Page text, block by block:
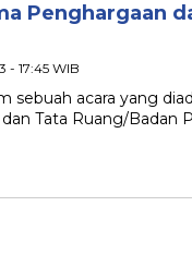
Penghargaan
- 17:45 WIB
sebuah acara yang
Tata Ruang/